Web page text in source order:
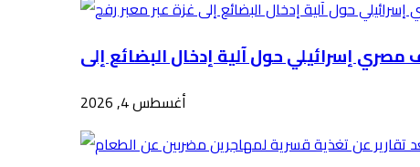
أغسطس 4, 2026